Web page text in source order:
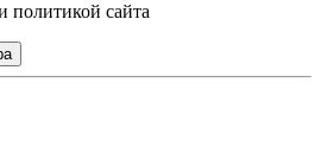
политикой сайта